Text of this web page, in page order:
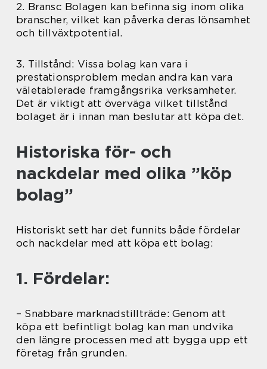
2. Bransc Bolagen kan befinna sig inom olika
branscher, vilket kan påverka deras lönsamhet
och tillväxtpotential.
3. Tillstånd: Vissa bolag kan vara i
prestationsproblem medan andra kan vara
väletablerade framgångsrika verksamheter.
Det är viktigt att överväga vilket tillstånd
bolaget är i innan man beslutar att köpa det.
Historiska för- och
nackdelar med olika ”köp
bolag”
Historiskt sett har det funnits både fördelar
och nackdelar med att köpa ett bolag:
1. Fördelar:
– Snabbare marknadstillträde: Genom att
köpa ett befintligt bolag kan man undvika
den längre processen med att bygga upp ett
företag från grunden.